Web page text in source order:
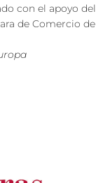
con el apoyo del
de Comercio de